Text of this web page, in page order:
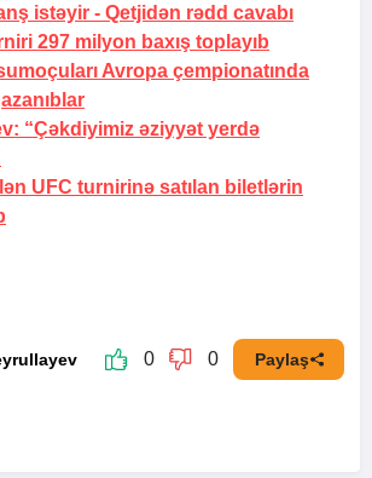
istəyir - Qetjidən rədd cavabı
297 milyon baxış toplayıb
Avropa çempionatında
“Çəkdiyimiz əziyyət yerdə
UFC turnirinə satılan biletlərin
0 0 Paylaş